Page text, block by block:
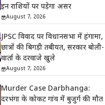
इन राशियों पर पड़ेगा असर
August 7, 2026
JPSC विवाद पर विधानसभा में हंगामा,
छात्रों की बिगड़ी तबीयत, सरकार बोली-
वार्ता के दरवाजे खुले
August 7, 2026
Murder Case Darbhanga:
दरभंगा के कोकट गांव में बुजुर्ग की मौत